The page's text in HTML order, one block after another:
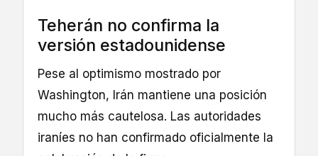
Teherán no confirma la
versión estadounidense
Pese al optimismo mostrado por
Washington, Irán mantiene una posición
mucho más cautelosa. Las autoridades
iraníes no han confirmado oficialmente la